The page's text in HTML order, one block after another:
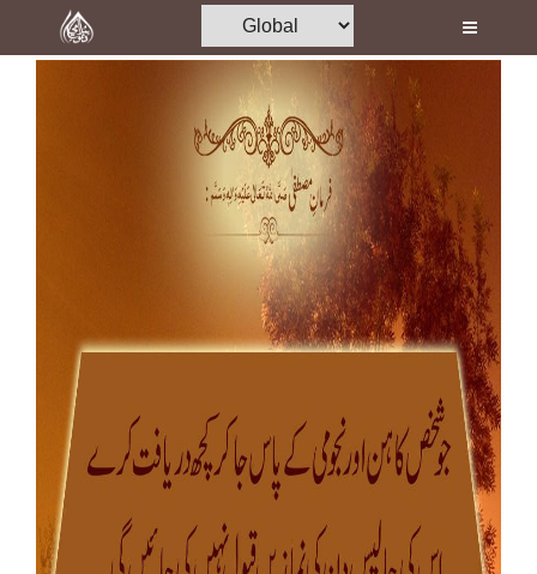
Home
Donation
Magazine
Departments